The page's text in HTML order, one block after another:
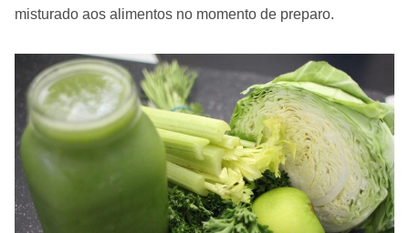
misturado aos alimentos no momento de preparo.